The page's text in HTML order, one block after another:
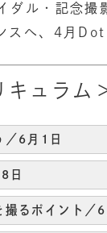
ル・記念撮
スへ、4月
キュラム
／6月1日
日
るポイント／